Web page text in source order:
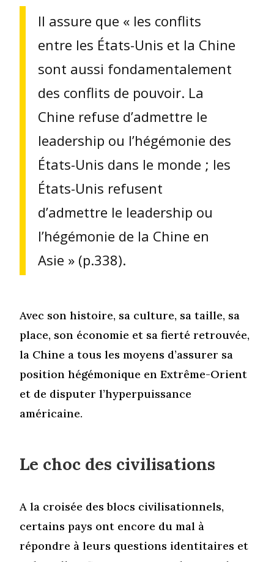
Il assure que « les conflits
entre les États-Unis et la Chine
sont aussi fondamentalement
des conflits de pouvoir. La
Chine refuse d’admettre le
leadership ou l’hégémonie des
États-Unis dans le monde ; les
États-Unis refusent
d’admettre le leadership ou
l’hégémonie de la Chine en
Asie » (p.338).
Avec son histoire, sa culture, sa taille, sa
place, son économie et sa fierté retrouvée,
la Chine a tous les moyens d’assurer sa
position hégémonique en Extrême-Orient
et de disputer l’hyperpuissance
américaine.
Le choc des civilisations
A la croisée des blocs civilisationnels,
certains pays ont encore du mal à
répondre à leurs questions identitaires et